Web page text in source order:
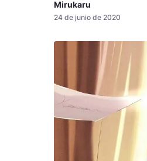
Mirukaru
24 de junio de 2020